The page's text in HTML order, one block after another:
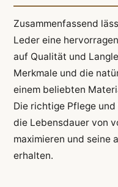
Zusammenfassend
Leder eine
auf Qualität und
Merkmale und die
einem beliebten
Die richtige Pflege
die Lebensdauer von
maximieren und seine
erhalten.